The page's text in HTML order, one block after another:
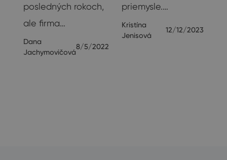
posledných rokoch,
ale firma…
Dana
Jachymovičová
8/5/2022
priemysle.…
Kristína
Jenisová
12/12/2023